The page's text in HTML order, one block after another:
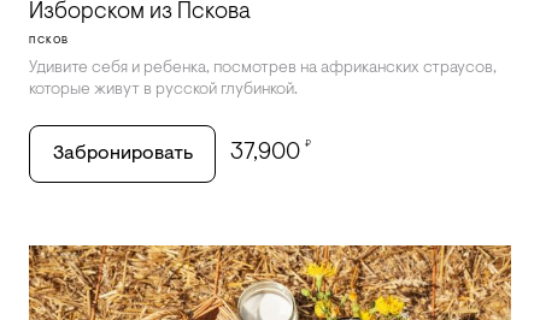
Изборском из Пскова
ПСКОВ
Удивите себя и ребенка, посмотрев на африканских страусов,
которые живут в русской глубинкой.
Забронировать 37,900 ₽